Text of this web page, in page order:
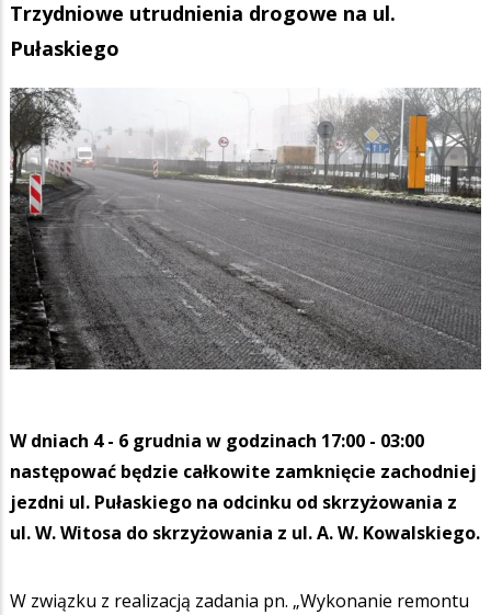
Trzydniowe utrudnienia drogowe na ul.
Pułaskiego
W dniach 4 - 6 grudnia w godzinach 17:00 - 03:00
następować będzie całkowite zamknięcie zachodniej
jezdni ul. Pułaskiego na odcinku od skrzyżowania z
ul. W. Witosa do skrzyżowania z ul. A. W. Kowalskiego.
W związku z realizacją zadania pn. „Wykonanie remontu